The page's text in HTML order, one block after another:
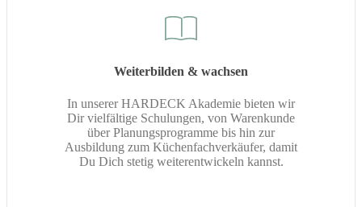
Weiterbilden & wachsen
In unserer HARDECK Akademie bieten wir
Dir vielfältige Schulungen, von Warenkunde
über Planungsprogramme bis hin zur
Ausbildung zum Küchenfachverkäufer, damit
Du Dich stetig weiterentwickeln kannst.